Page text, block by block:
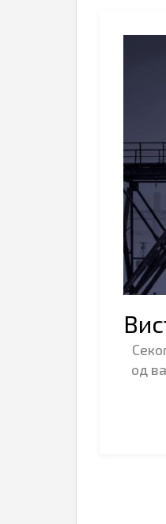
од